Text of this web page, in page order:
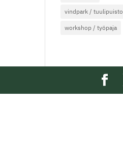
vindpark / tuulipuisto
workshop / työpaja